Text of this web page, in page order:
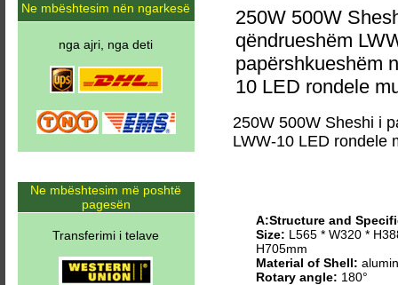
250W 500W
qëndrueshëm
papërshkueshëm
10 LED rondele
250W 500W Sheshi i
LWW-10 LED rondele
A:Structure and
Size: L565 * W320 *
H705mm
Material of Shell:
Rotary angle: 180°
Ne mbështesim nën ngarkesë
nga ajri, nga deti
Ne mbështesim më poshtë
pagesën
Transferimi i telave